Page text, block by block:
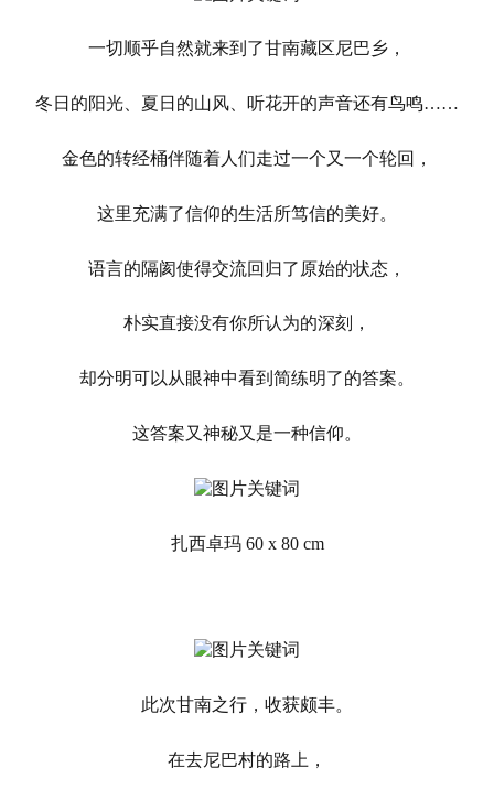
一切顺乎自然就来到了甘南藏区尼巴乡，
冬日的阳光、夏日的山风、听花开的声音还有鸟鸣……
金色的转经桶伴随着人们走过一个又一个轮回，
这里充满了信仰的生活所笃信的美好。
语言的隔阂使得交流回归了原始的状态，
朴实直接没有你所认为的深刻，
却分明可以从眼神中看到简练明了的答案。
这答案又神秘又是一种信仰。
扎西卓玛 60 x 80 cm
此次甘南之行，收获颇丰。
在去尼巴村的路上，